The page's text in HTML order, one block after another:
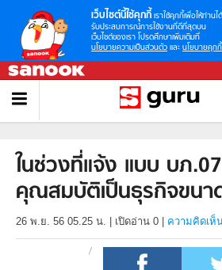
เว็บไซต์นี้ใช้คุกกี้ เราใช้คุกกี้เพื่อให้ท่านได้
รับประสบการณ์การใช้งานที่ดีที่สุดบน
เว็บไซต์ของเรา โปรดศึกษาเพิ่มเติมที่
นโยบายความเป็นส่วนตัว และ นโยบายคุกกี้
ในช่วงที่แจ้ง แบบ บภ
คุณสมบัติเป็นธุรกิจขนา
26 พ.ย. 56 05.25 น. เปิดอ่าน 0 ความคิดเห็